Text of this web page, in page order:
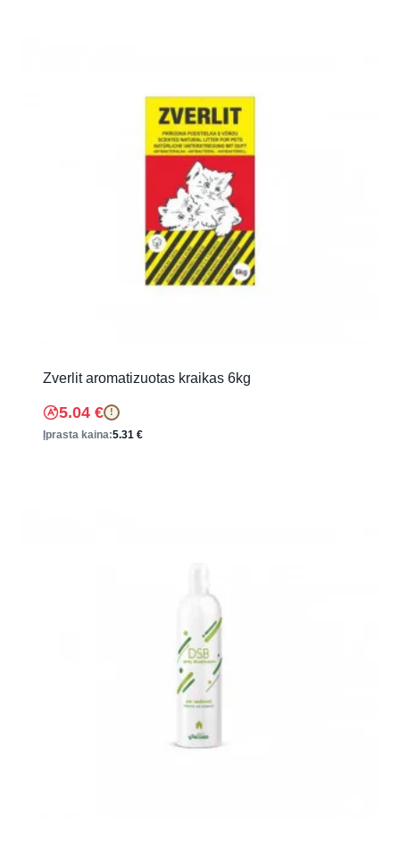
Zverlit aromatizuotas kraikas 6kg
5.04 € !
Įprasta kaina:5.31 €